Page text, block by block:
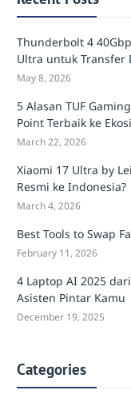
Thunderbolt 4
Ultra untuk Transfer
May 8, 2026
5 Alasan TUF
Point Terbaik ke
March 22, 2026
Xiaomi 17 Ultra by
Resmi ke Indonesia?
March 4, 2026
Best Tools to Swap
February 11, 2026
4 Laptop AI 2025
Asisten Pintar Kamu
December 19, 2025
Categories